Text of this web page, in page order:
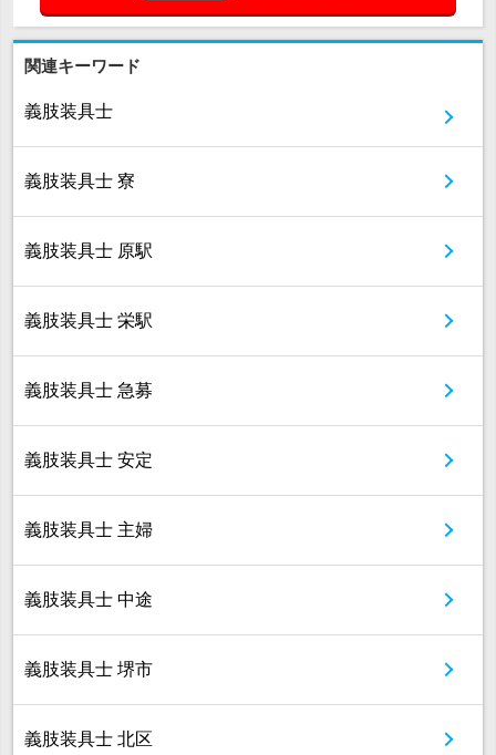
関連キーワード
義肢装具士
義肢装具士 寮
義肢装具士 原駅
義肢装具士 栄駅
義肢装具士 急募
義肢装具士 安定
義肢装具士 主婦
義肢装具士 中途
義肢装具士 堺市
義肢装具士 北区